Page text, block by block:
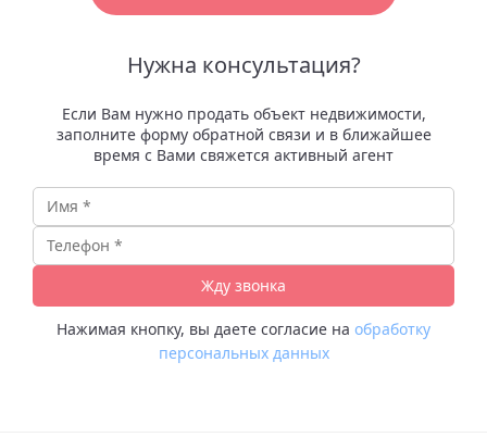
Нужна консультация?
Если Вам нужно продать объект недвижимости,
заполните форму обратной связи и в ближайшее
время с Вами свяжется активный агент
Нажимая кнопку, вы даете согласие на обработку
персональных данных